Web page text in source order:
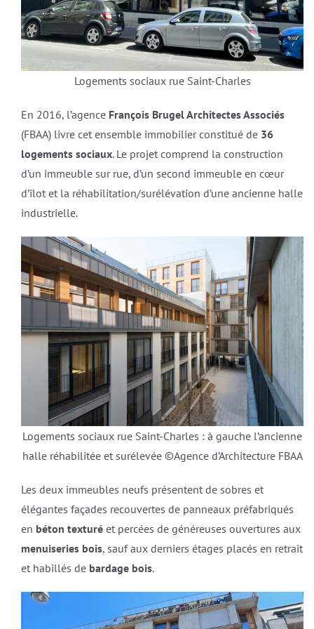
Logements sociaux rue Saint-Charles
En 2016, l’agence François Brugel Architectes Associés
(FBAA) livre cet ensemble immobilier constitué de 36
logements sociaux. Le projet comprend la construction
d’un immeuble sur rue, d’un second immeuble en cœur
d’îlot et la réhabilitation/surélévation d’une ancienne halle
industrielle.
Logements sociaux rue Saint-Charles : à gauche l’ancienne
halle réhabilitée et surélevée ©Agence d’Architecture FBAA
Les deux immeubles neufs présentent de sobres et
élégantes façades recouvertes de panneaux préfabriqués
en béton texturéet percées de généreuses ouvertures aux
menuiseries bois, sauf aux derniers étages placés en retrait
et habillés de bardage bois.